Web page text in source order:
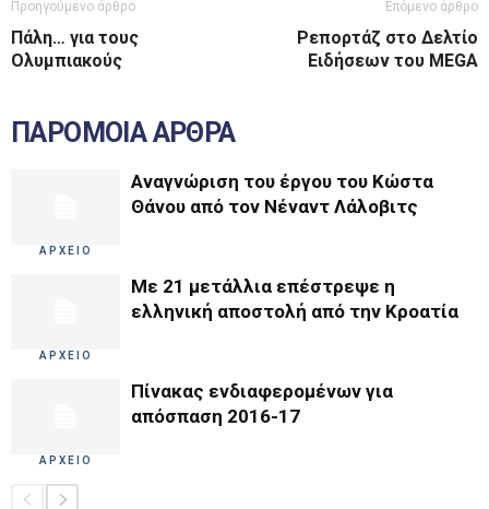
Προηγούμενο άρθρο
Πάλη… για τους
Ολυμπιακούς
Επόμενο άρθρο
Ρεπορτάζ στο Δελτίο
Ειδήσεων του MEGA
ΠΑΡΟΜΟΙΑ ΑΡΘΡΑ
ΑΡΧΕΙΟ
Αναγνώριση του έργου του Κώστα
Θάνου από τον Νέναντ Λάλοβιτς
ΑΡΧΕΙΟ
Με 21 μετάλλια επέστρεψε η
ελληνική αποστολή από την Κροατία
ΑΡΧΕΙΟ
Πίνακας ενδιαφερομένων για
απόσπαση 2016-17